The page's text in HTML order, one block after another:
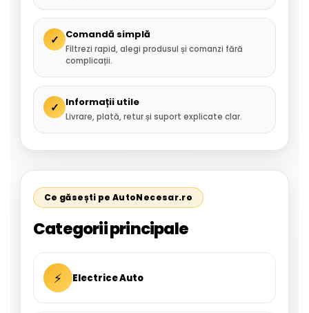
✓ Comandă simplă
Filtrezi rapid, alegi produsul și comanzi fără
complicații.
✓ Informații utile
Livrare, plată, retur și suport explicate clar.
Ce găsești pe AutoNecesar.ro
Categorii principale
⚡ Electrice Auto